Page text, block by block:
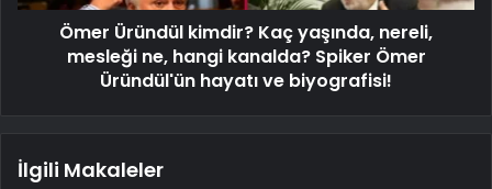
Ömer Üründül kimdir? Kaç yaşında, nereli,
mesleği ne, hangi kanalda? Spiker Ömer
Üründül'ün hayatı ve biyografisi!
İlgili Makaleler